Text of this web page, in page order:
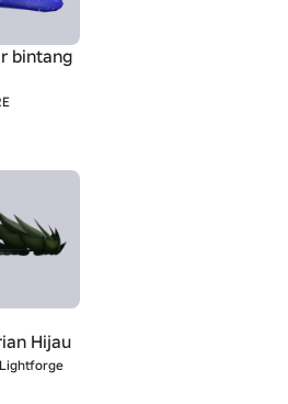
bintang
Hijau